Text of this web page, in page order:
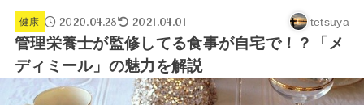
健康 2020.04.28 2021.04.01 tetsuya
管理栄養士が監修してる食事が自宅で！？「メ
ディミール」の魅力を解説